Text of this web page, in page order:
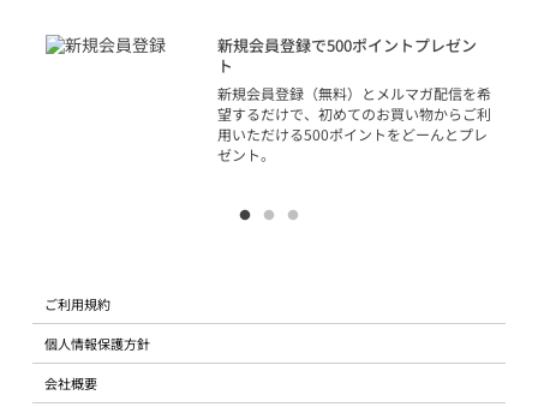
新規会員登録で500ポイントプレゼン
ト
新規会員登録（無料）とメルマガ配信を希
望するだけで、初めてのお買い物からご利
用いただける500ポイントをどーんとプレ
ゼント。
ご利用規約
個人情報保護方針
会社概要